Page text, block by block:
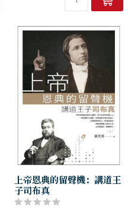
上帝恩典的留聲機：講道王
子司布真